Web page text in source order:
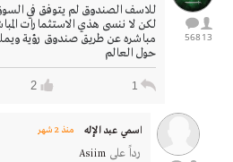
13
568
للاسف الصندوق لم يتوفق في السوق
لكن لا ننسى هذي الاستثمارات
مباشره عن طريق صندوق رؤية
حول العالم
1
2
اسمي عبد الإله منذ 2 شهر
رداً على Asiim